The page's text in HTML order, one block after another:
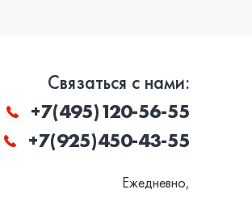
Связаться с нами:
+7(495)120-56-55
+7(925)450-43-55
Ежедневно,